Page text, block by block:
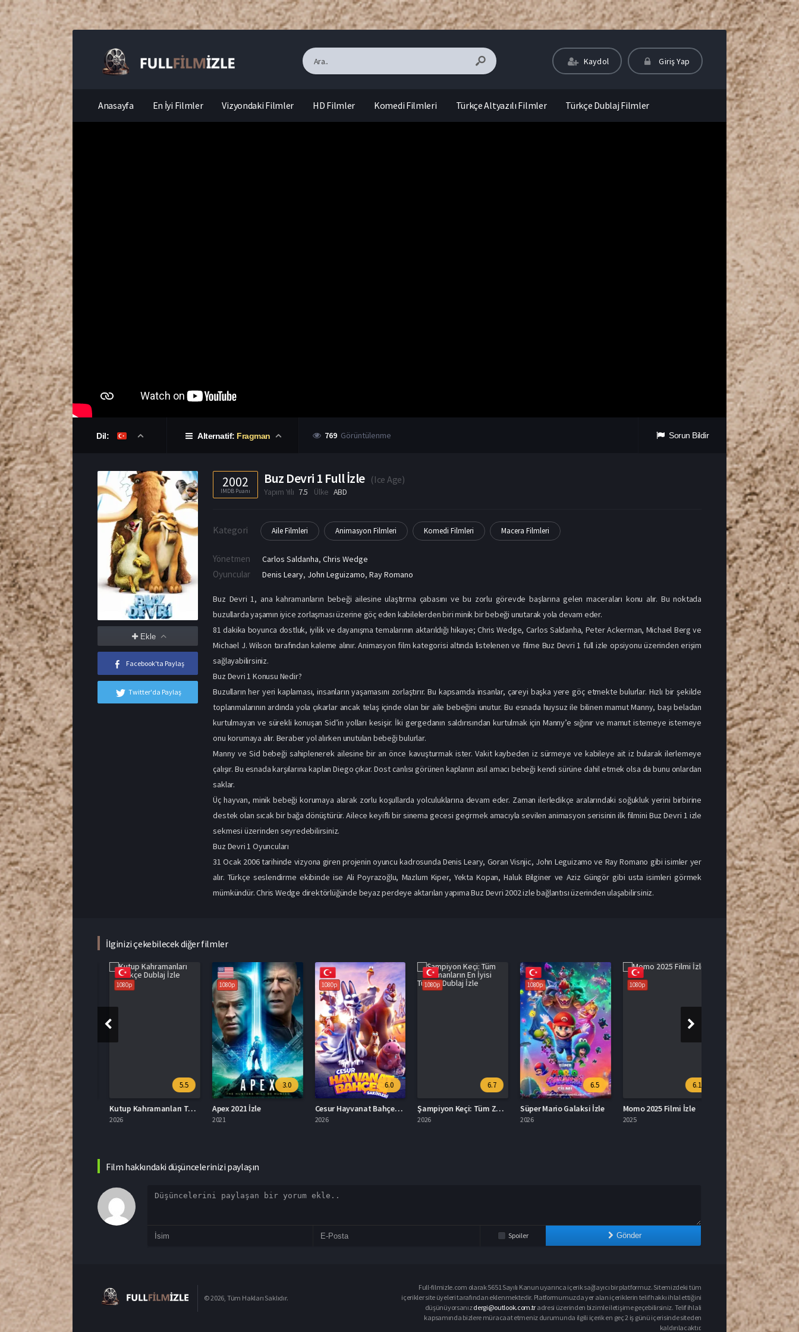
Kaydol Giriş Yap
Anasayfa En İyi Filmler Vizyondaki Filmler HD Filmler Komedi Filmleri Türkçe Altyazılı Filmler Türkçe Dublaj Filmler
Dil: Alternatif: Fragman 769 Görüntülenme Sorun Bildir
Ekle
Facebook'ta Paylaş
Twitter'da Paylaş
2002
IMDB Puanı
Buz Devri 1 Full İzle (Ice Age)
Yapım Yılı 7.5 Ülke ABD
Kategori Aile Filmleri Animasyon Filmleri Komedi Filmleri Macera Filmleri
Yönetmen Carlos Saldanha,Chris Wedge
Oyuncular Denis Leary, John Leguizamo,Ray Romano
Buz Devri 1, ana kahramanların bebeği ailesine ulaştırma çabasını ve bu zorlu görevde başlarına gelen maceraları konu alır. Bu noktada
buzullarda yaşamın iyice zorlaşması üzerine göç eden kabilelerden biri minik bir bebeği unutarak yola devam eder.
81 dakika boyunca dostluk, iyilik ve dayanışma temalarının aktarıldığı hikaye; Chris Wedge, Carlos Saldanha, Peter Ackerman, Michael Berg ve
Michael J. Wilson tarafından kaleme alınır. Animasyon film kategorisi altında listelenen ve filme Buz Devri 1 full izle opsiyonu üzerinden erişim
sağlayabilirsiniz.
Buz Devri 1 Konusu Nedir?
Buzulların her yeri kaplaması, insanların yaşamasını zorlaştırır. Bu kapsamda insanlar, çareyi başka yere göç etmekte bulurlar. Hızlı bir şekilde
toplanmalarının ardında yola çıkarlar ancak telaş içinde olan bir aile bebeğini unutur. Bu esnada huysuz ile bilinen mamut Manny, başı beladan
kurtulmayan ve sürekli konuşan Sid’in yolları kesişir. İki gergedanın saldırısından kurtulmak için Manny’e sığınır ve mamut istemeye istemeye
onu korumaya alır. Beraber yol alırken unutulan bebeği bulurlar.
Manny ve Sid bebeği sahiplenerek ailesine bir an önce kavuşturmak ister. Vakit kaybeden iz sürmeye ve kabileye ait iz bularak ilerlemeye
çalışır. Bu esnada karşılarına kaplan Diego çıkar. Dost canlısı görünen kaplanın asıl amacı bebeği kendi sürüne dahil etmek olsa da bunu onlardan
saklar.
Üç hayvan, minik bebeği korumaya alarak zorlu koşullarda yolculuklarına devam eder. Zaman ilerledikçe aralarındaki soğukluk yerini birbirine
destek olan sıcak bir bağa dönüştürür. Ailece keyifli bir sinema gecesi geçirmek amacıyla sevilen animasyon serisinin ilk filmini Buz Devri 1 izle
sekmesi üzerinden seyredebilirsiniz.
Buz Devri 1 Oyuncuları
31 Ocak 2006 tarihinde vizyona giren projenin oyuncu kadrosunda Denis Leary, Goran Visnjic, John Leguizamo ve Ray Romano gibi isimler yer
alır. Türkçe seslendirme ekibinde ise Ali Poyrazoğlu, Mazlum Kiper, Yekta Kopan, Haluk Bilginer ve Aziz Güngör gibi usta isimleri görmek
mümkündür. Chris Wedge direktörlüğünde beyaz perdeye aktarılan yapıma Buz Devri 2002 izle bağlantısı üzerinden ulaşabilirsiniz.
İlginizi çekebilecek diğer filmler
1080p
8.1
1080p
5.5
Kutup Kahramanları Türkçe Dublaj İzle
2026
1080p
3.0
Apex 2021 İzle
2021
1080p
6.0
Cesur Hayvanat Bahçesi Sakinleri Full İzle
2026
1080p
6.7
Şampiyon Keçi: Tüm Zamanların En İyisi Türkçe Dublaj İzle
2026
1080p
6.5
Süper Mario Galaksi İzle
2026
1080p
6.1
Momo 2025 Filmi İzle
2025
Film hakkındaki düşüncelerinizi paylaşın
Spoiler Gönder
© 2026, Tüm Hakları Saklıdır.
Full-filmizle.com olarak 5651 Sayılı Kanun uyarınca içerik sağlayıcı bir platformuz. Sitemizdeki tüm
içerikler site üyeleri tarafından eklenmektedir. Platformumuzda yer alan içeriklerin telif hakkı ihlal ettiğini
düşünüyorsanızdergi@outlook.com.tr adresi üzerinden bizimle iletişime geçebilirsiniz. Telif ihlali
kapsamında bizlere müracaat etmeniz durumunda ilgili içerik en geç 2 iş günü içerisinde siteden
kaldırılacaktır.